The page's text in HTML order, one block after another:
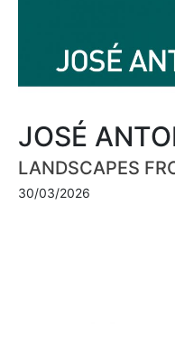
JOSÉ
LANDSCAPES
30/03/2026